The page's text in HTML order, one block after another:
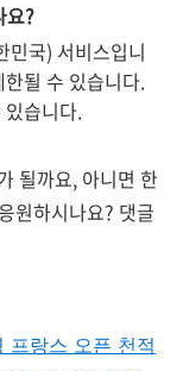
요?
민국) 서비스입니
될 수 있습니다.
습니다.
될까요, 아니면 한
원하시나요? 댓글
랑스 오픈 천적